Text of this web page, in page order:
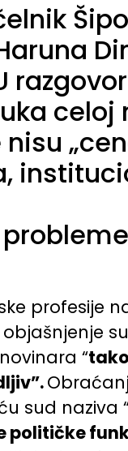
celoj
profesije
“
sud naziva
političke